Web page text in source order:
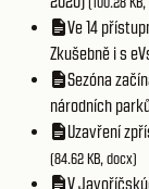
Ve 14
Zkušebně i s
Sezóna
národních
Uzavření
(84.62 KB, docx)
V